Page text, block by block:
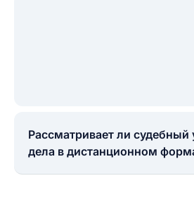
Рассматривает ли судебный
дела в дистанционном